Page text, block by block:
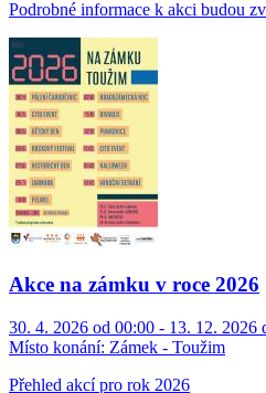
Podrobné informace k akci budou
Akce na zámku v roce 2026
30. 4. 2026 od 00:00 - 13. 12. 2026
Místo konání: Zámek - Toužim
Přehled akcí pro rok 2026